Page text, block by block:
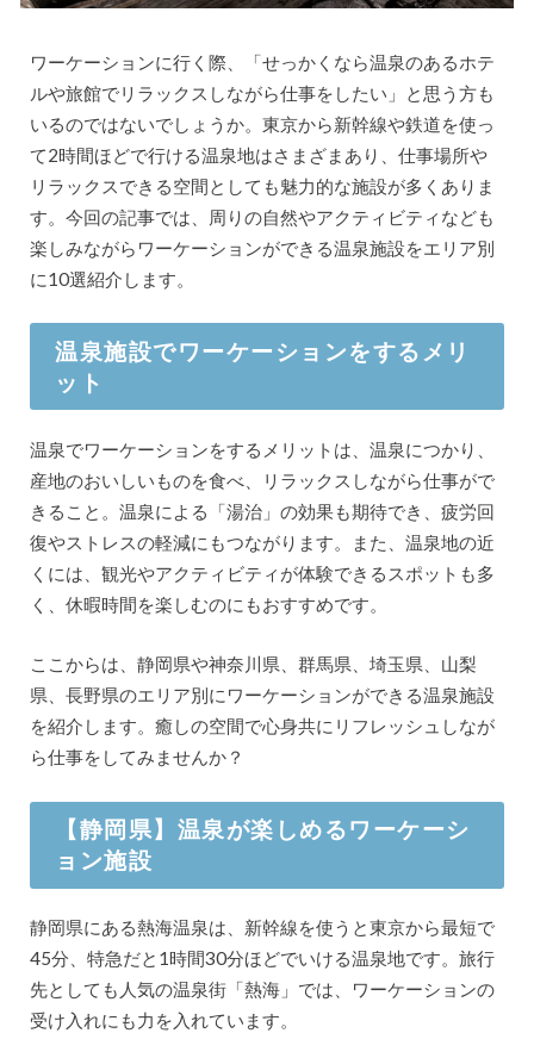
ワーケーションに行く際、「せっかくなら温泉のあるホテ
ルや旅館でリラックスしながら仕事をしたい」と思う方も
いるのではないでしょうか。東京から新幹線や鉄道を使っ
て2時間ほどで行ける温泉地はさまざまあり、仕事場所や
リラックスできる空間としても魅力的な施設が多くありま
す。今回の記事では、周りの自然やアクティビティなども
楽しみながらワーケーションができる温泉施設をエリア別
に10選紹介します。
温泉施設でワーケーションをするメリ
ット
温泉でワーケーションをするメリットは、温泉につかり、
産地のおいしいものを食べ、リラックスしながら仕事がで
きること。温泉による「湯治」の効果も期待でき、疲労回
復やストレスの軽減にもつながります。また、温泉地の近
くには、観光やアクティビティが体験できるスポットも多
く、休暇時間を楽しむのにもおすすめです。
ここからは、静岡県や神奈川県、群馬県、埼玉県、山梨
県、長野県のエリア別にワーケーションができる温泉施設
を紹介します。癒しの空間で心身共にリフレッシュしなが
ら仕事をしてみませんか？
【静岡県】温泉が楽しめるワーケーシ
ョン施設
静岡県にある熱海温泉は、新幹線を使うと東京から最短で
45分、特急だと1時間30分ほどでいける温泉地です。旅行
先としても人気の温泉街「熱海」では、ワーケーションの
受け入れにも力を入れています。